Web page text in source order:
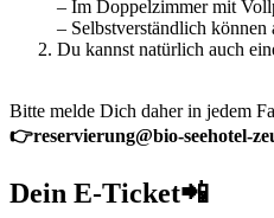
– Im Doppelzimmer mit
– Selbstverständlich
Du kannst natürlich auch
Bitte melde Dich daher in jedem
👉reservierung@bio-seehotel-
Dein E-Ticket📲